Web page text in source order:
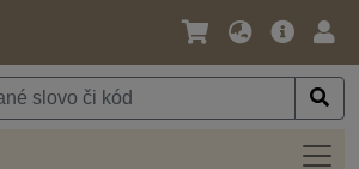
Jazyk
Měna
Hlavní